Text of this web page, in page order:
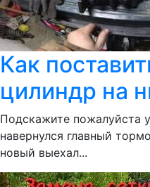
Как
цилиндр на
Подскажите пожалуйста
навернулся главный
новый выехал...